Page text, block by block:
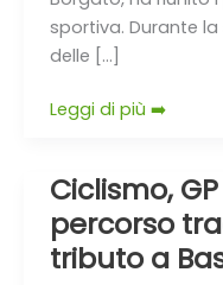
sportiva. Durante
delle […]
Leggi di più ➡️
Ciclismo,
percorso
tributo a
Ciclismo,
GP
Lugano
2016: